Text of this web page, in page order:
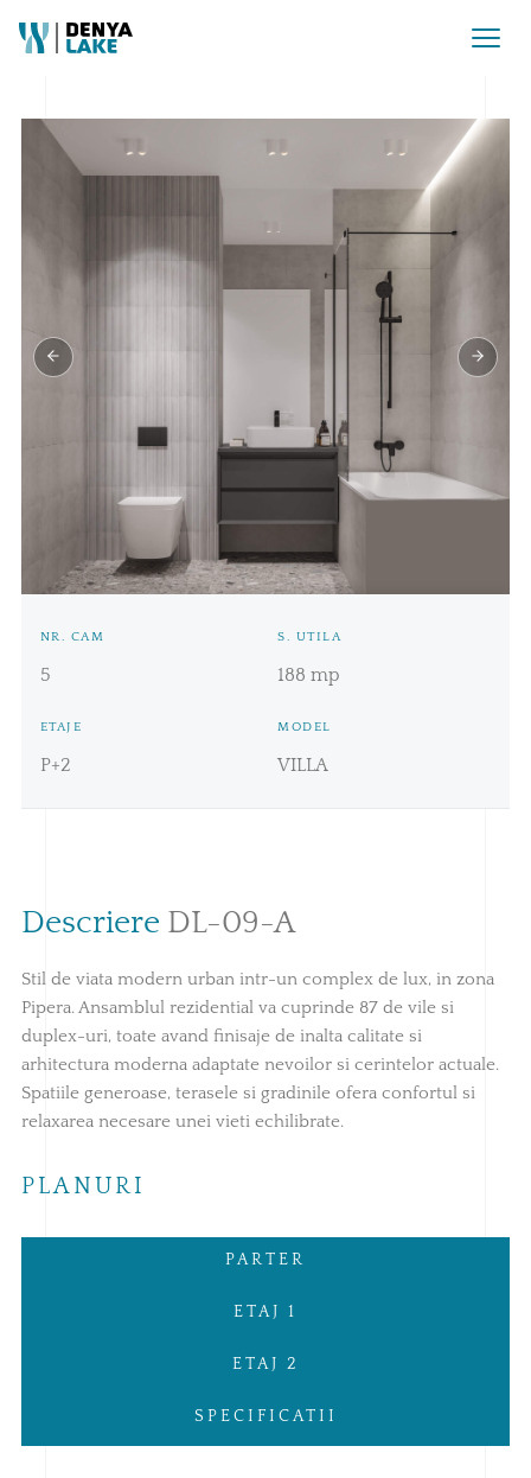
NR. CAM
5
S. UTILA
188 mp
ETAJE
P+2
MODEL
VILLA
Descriere DL-09-A
Stil de viata modern urban intr-un complex de lux, in zona
Pipera. Ansamblul rezidential va cuprinde 87 de vile si
duplex-uri, toate avand finisaje de inalta calitate si
arhitectura moderna adaptate nevoilor si cerintelor actuale.
Spatiile generoase, terasele si gradinile ofera confortul si
relaxarea necesare unei vieti echilibrate.
PLANURI
PARTER
ETAJ 1
ETAJ 2
SPECIFICATII